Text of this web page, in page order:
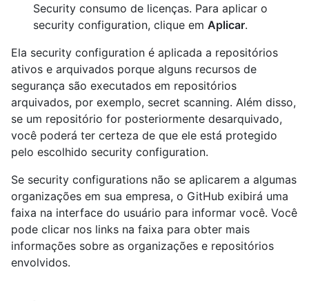
Security consumo de licenças. Para aplicar o
security configuration, clique em Aplicar.
Ela security configuration é aplicada a repositórios
ativos e arquivados porque alguns recursos de
segurança são executados em repositórios
arquivados, por exemplo, secret scanning. Além disso,
se um repositório for posteriormente desarquivado,
você poderá ter certeza de que ele está protegido
pelo escolhido security configuration.
Se security configurations não se aplicarem a algumas
organizações em sua empresa, o GitHub exibirá uma
faixa na interface do usuário para informar você. Você
pode clicar nos links na faixa para obter mais
informações sobre as organizações e repositórios
envolvidos.